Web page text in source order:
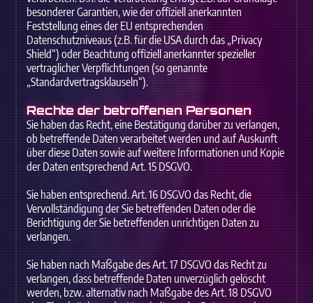
besonderer Garantien, wie der offiziell anerkannten
Feststellung eines der EU entsprechenden
Datenschutzniveaus (z.B. für die USA durch das „Privacy
Shield“) oder Beachtung offiziell anerkannter spezieller
vertraglicher Verpflichtungen (so genannte
„Standardvertragsklauseln“).
Rechte der betroffenen Personen
Sie haben das Recht, eine Bestätigung darüber zu verlangen,
ob betreffende Daten verarbeitet werden und auf Auskunft
über diese Daten sowie auf weitere Informationen und Kopie
der Daten entsprechend Art. 15 DSGVO.
Sie haben entsprechend. Art. 16 DSGVO das Recht, die
Vervollständigung der Sie betreffenden Daten oder die
Berichtigung der Sie betreffenden unrichtigen Daten zu
verlangen.
Sie haben nach Maßgabe des Art. 17 DSGVO das Recht zu
verlangen, dass betreffende Daten unverzüglich gelöscht
werden, bzw. alternativ nach Maßgabe des Art. 18 DSGVO